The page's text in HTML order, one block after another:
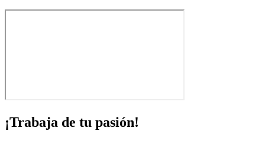
¡Trabaja de tu pasión!